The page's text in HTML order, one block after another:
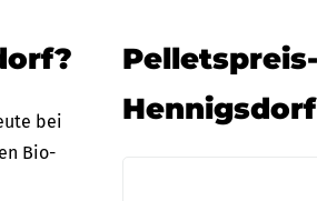
bei
Bio-
Hennigsdorf